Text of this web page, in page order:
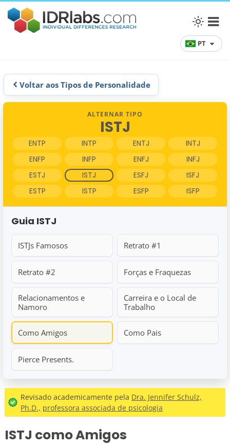
PT
Voltar aos Tipos de Personalidade
ALTERNAR TIPO
ISTJ
ENTP INTP ENTJ
INTJ
ENFP
INFP ENFJ
INFJ
ESTJ
ISTJ ESFJ
ISFJ
ESTP
ISTP ESFP ISFP
Guia ISTJ
ISTJs Famosos Retrato #1
Retrato #2 Forças e Fraquezas
Relacionamentos e
Namoro
Carreira e o Local de
Trabalho
Como Amigos Como Pais
Pierce Presents.
Revisado academicamente pela Dra. Jennifer Schulz,
Ph.D., professora associada de psicologia
ISTJ como Amigos